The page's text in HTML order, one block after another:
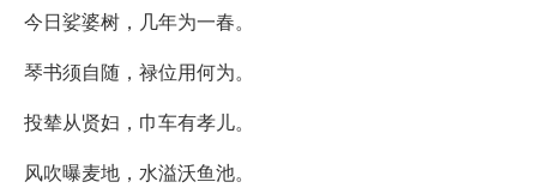
今日娑婆树，几年为一春。
琴书须自随，禄位用何为。
投辇从贤妇，巾车有孝儿。
风吹曝麦地，水溢沃鱼池。